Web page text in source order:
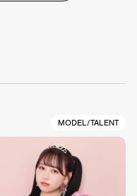
MODEL/TALENT